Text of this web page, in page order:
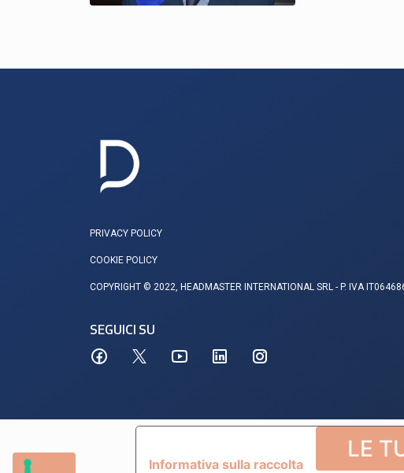
PRIVACY POLICY
COOKIE POLICY
COPYRIGHT © 2022, HEADMASTER INTERNATIONAL SRL - P. IVA
SEGUICI SU
Informativa sulla raccolta
LE